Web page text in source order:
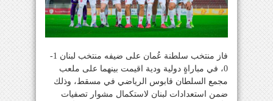
فاز منتخب سلطنة عُمان على ضيفه منتخب لبنان 1-
0، في مباراةٍ دولية ودية اقيمت بينهما على ملعب
مجمع السلطان قابوس الرياضي في مسقط، وذلك
ضمن استعدادات لبنان لاستكمال مشوار تصفيات